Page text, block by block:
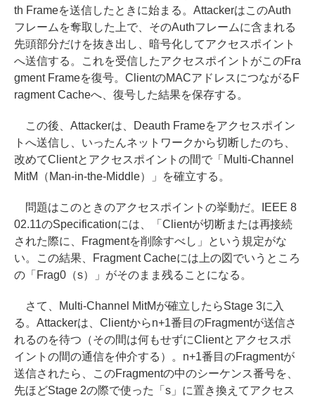
th Frameを送信したときに始まる。AttackerはこのAuth
フレームを奪取した上で、そのAuthフレームに含まれる
先頭部分だけを抜き出し、暗号化してアクセスポイント
へ送信する。これを受信したアクセスポイントがこのFra
gment Frameを復号。ClientのMACアドレスにつながるF
ragment Cacheへ、復号した結果を保存する。
この後、Attackerは、Deauth Frameをアクセスポイン
トへ送信し、いったんネットワークから切断したのち、
改めてClientとアクセスポイントの間で「Multi-Channel
MitM（Man-in-the-Middle）」を確立する。
問題はこのときのアクセスポイントの挙動だ。IEEE 8
02.11のSpecificationには、「Clientが切断または再接続
された際に、Fragmentを削除すべし」という規定がな
い。この結果、Fragment Cacheには上の図でいうところ
の「Frag0（s）」がそのまま残ることになる。
さて、Multi-Channel MitMが確立したらStage 3に入
る。Attackerは、Clientからn+1番目のFragmentが送信さ
れるのを待つ（その間は何もせずにClientとアクセスポ
イントの間の通信を仲介する）。n+1番目のFragmentが
送信されたら、このFragmentの中のシーケンス番号を、
先ほどStage 2の際で使った「s」に置き換えてアクセス